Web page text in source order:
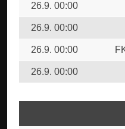
26.9. 00:00
26.9. 00:00
26.9. 00:00
26.9. 00:00